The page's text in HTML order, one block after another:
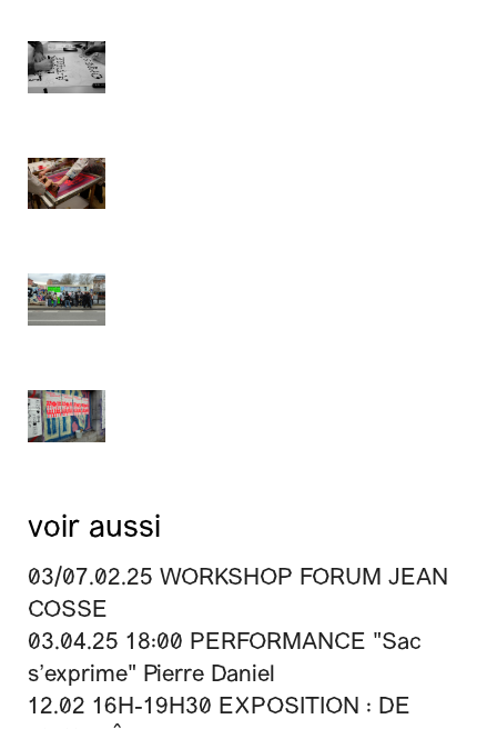
voir aussi
03/07.02.25 WORKSHOP FORUM JEAN
COSSE
03.04.25 18:00 PERFORMANCE "Sac
s’exprime" Pierre Daniel
12.02 16H-19H30 EXPOSITION : DE